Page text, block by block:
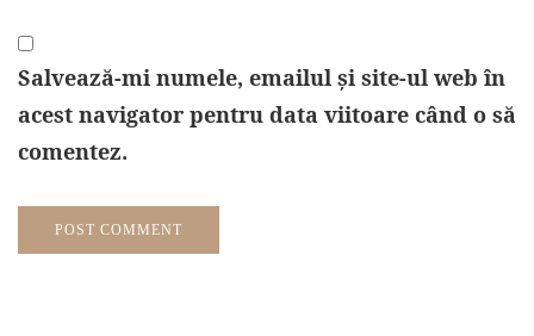
Salvează-mi numele, emailul și site-ul web în
acest navigator pentru data viitoare când o să
comentez.